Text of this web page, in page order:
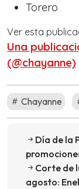
Torero
Ver esta
Una
(@chayanne)
Chayanne
Día de la
Corte de
agosto: